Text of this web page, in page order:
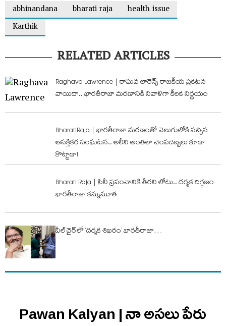
abhinandana
bharati raja
health issue
Karthik
RELATED ARTICLES
Raghava Lawrence | రాఘవ లారెన్స్ రాజకీయ ప్రకటన
వాయిదా.. భారతీరాజా మరణానికి నివాళిగా కీలక నిర్ణయం
BharatiRaja | భారతీరాజా మరణంతో వెలుగులోకి వచ్చిన
ఆసక్తికర సంఘటన.. అలీని అంతలా చెంపదెబ్బలు కూడా
కొట్టాడా!
Bharati Raja | సినీ ప్రపంచానికి తీరని లోటు.. దర్శక దిగ్గజం
భారతీరాజా కన్నుమూత
వీల్‌చైర్‌లో ‘దర్శక శిఖరం’ భారతీరాజా…
Pawan Kalyan | నా అసలు పేరు